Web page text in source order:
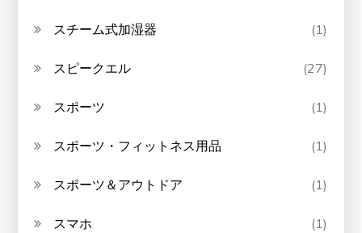
スチーム式加湿器 (1)
スピークエル (27)
スポーツ (1)
スポーツ・フィットネス用品 (1)
スポーツ＆アウトドア (1)
スマホ (1)